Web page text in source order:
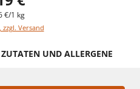
€/1 kg
zzgl. Versand
UND ALLERGENE